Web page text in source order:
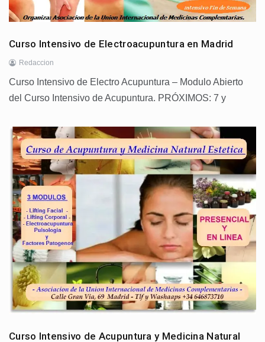
Curso Intensivo de Electroacupuntura en Madrid
Redaccion
Curso Intensivo de Electro Acupuntura – Modulo Abierto
del Curso Intensivo de Acupuntura. PRÓXIMOS: 7 y
Curso Intensivo de Acupuntura y Medicina Natural